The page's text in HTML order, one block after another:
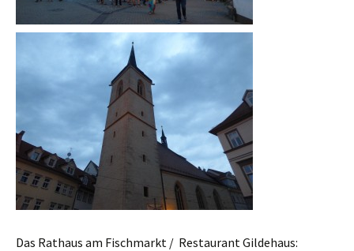
Das Rathaus am Fischmarkt / Restaurant Gildehaus: